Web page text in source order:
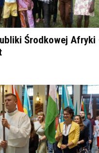
Środkowej Afryki